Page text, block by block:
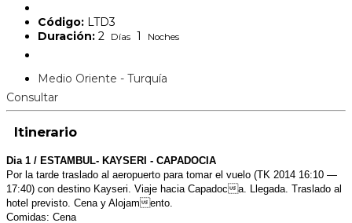
Código: LTD3
Duración: 2 Días 1 Noches
Medio Oriente - Turquía
Consultar
Itinerario
Dia 1 / ESTAMBUL- KAYSERI - CAPADOCIA
Por la tarde traslado al aeropuerto para tomar el vuelo (TK 2014 16:10 —
17:40) con destino Kayseri. Viaje hacia Capadoca. Llegada. Traslado al
hotel previsto. Cena y Alojamento.
Comidas: Cena